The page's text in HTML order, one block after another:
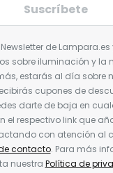
Suscríbete
de Lampara.es
sobre iluminación y la
estarás al día sobre
cupones de
darte de baja en
el respectivo link que
con atención al
contacto. Para más
nuestra Política de